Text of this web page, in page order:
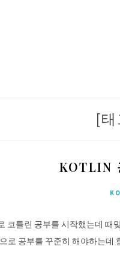
[
KOTLIN
코틀린 공부를 시작했는데 때
로 공부를 꾸준히 해야하는데